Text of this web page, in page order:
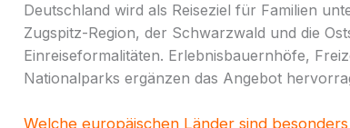
Deutschland wird als Reiseziel für Familien
Zugspitz-Region, der Schwarzwald und die
Einreiseformalitäten. Erlebnisbauernhöfe,
Nationalparks ergänzen das Angebot
Welche europäischen Länder sind